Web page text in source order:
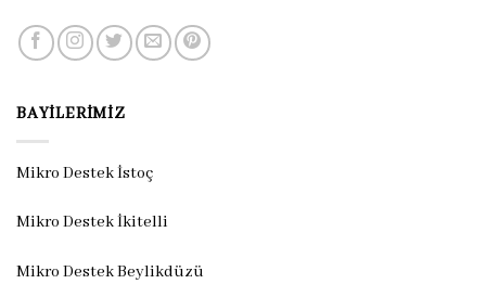
BAYILERIMIZ
Mikro Destek İstoç
Mikro Destek İkitelli
Mikro Destek Beylikdüzü